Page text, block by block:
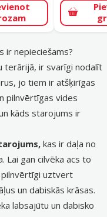
ir nepieciešams?
terārijā, ir svarīgi nodalīt
jo tiem ir atšķirīgas
pilnvērtīgas vides
kāds starojums ir
kas ir daļa no
Lai gan cilvēka acs to
pilnvērtīgi uztvert
un dabiskās krāsas.
labsajūtu un dabisko